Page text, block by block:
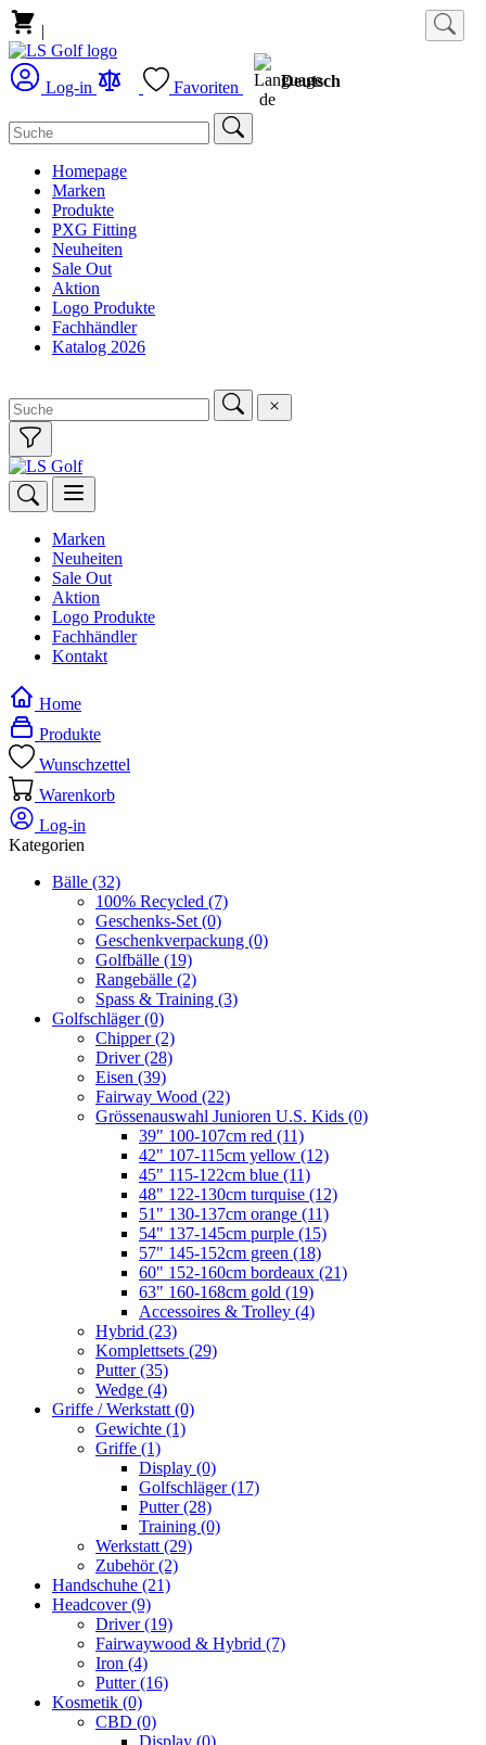
|
Log-in Favoriten Deutsch
Homepage
Marken
Produkte
PXG Fitting
Neuheiten
Sale Out
Aktion
Logo Produkte
Fachhändler
Katalog 2026
Marken
Neuheiten
Sale Out
Aktion
Logo Produkte
Fachhändler
Kontakt
Home
Produkte
Wunschzettel
Warenkorb
Log-in
Kategorien
Bälle (32)
100% Recycled (7)
Geschenks-Set (0)
Geschenkverpackung (0)
Golfbälle (19)
Rangebälle (2)
Spass & Training (3)
Golfschläger(0)
Chipper(2)
Driver(28)
Eisen (39)
Fairway Wood (22)
Grössenauswahl Junioren U.S. Kids (0)
39" 100-107cm red (11)
42" 107-115cm yellow (12)
45" 115-122cm blue (11)
48" 122-130cm turquise (12)
51" 130-137cm orange (11)
54" 137-145cm purple (15)
57" 145-152cm green (18)
60" 152-160cm bordeaux (21)
63" 160-168cm gold (19)
Accessoires & Trolley (4)
Hybrid (23)
Komplettsets (29)
Putter(35)
Wedge (4)
Griffe / Werkstatt (0)
Gewichte (1)
Griffe (1)
Display (0)
Golfschläger(17)
Putter(28)
Training (0)
Werkstatt (29)
Zubehör(2)
Handschuhe (21)
Headcover(9)
Driver(19)
Fairwaywood & Hybrid (7)
Iron (4)
Putter(16)
Kosmetik (0)
CBD (0)